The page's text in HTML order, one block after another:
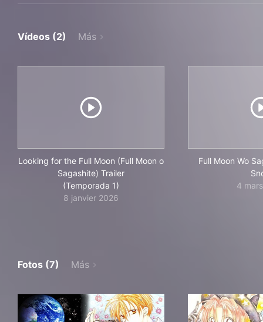
Vídeos (2) Más
Looking for the Full Moon (Full Moon o
Sagashite) Trailer
(Temporada 1)
8 janvier 2026
Full Moon Wo
4
Fotos (7) Más